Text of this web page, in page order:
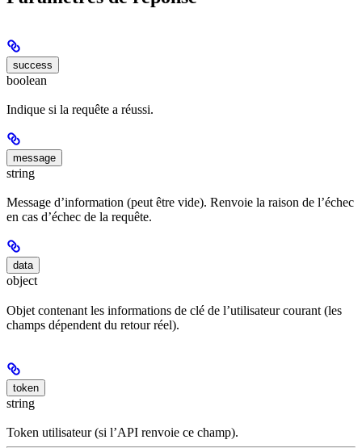
success
boolean
Indique si la requête a réussi.
message
string
Message d’information (peut être vide). Renvoie la raison de l’échec
en cas d’échec de la requête.
data
object
Objet contenant les informations de clé de l’utilisateur courant (les
champs dépendent du retour réel).
token
string
Token utilisateur (si l’API renvoie ce champ).